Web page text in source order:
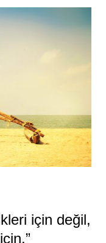
için değil,